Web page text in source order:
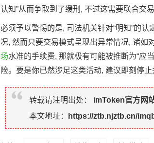
认知”从而争取到了缓刑, 不过这需要联合交
必须予以警惕的是, 司法机关针对“明知”的
况, 然而只要交易模式呈现出异常情况, 诸如
场水准的手续费, 那就极有可能被推断为“应
险。要是你已然涉足这类活动, 建议即刻停止
转载请注明出处： imToken官方网
本文地址：
https://ztb.njztb.cn/